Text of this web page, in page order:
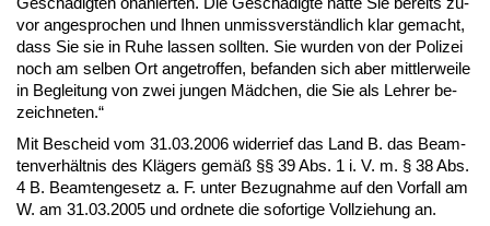
vor an­ge­spro­chen und Ih­nen un­miss­verständ­lich klar ge­macht,
dass Sie sie in Ru­he las­sen soll­ten. Sie wur­den von der Po­li­zei
noch am sel­ben Ort an­ge­trof­fen, be­fan­den sich aber mitt­ler­wei­le
in Be­glei­tung von zwei jun­gen Mädchen, die Sie als Leh­rer be­
zeich­ne­ten.“
Mit Be­scheid vom 31.03.2006 wi­der­rief das Land B. das Be­am­
ten­verhält­nis des Klägers gemäß §§ 39 Abs. 1 i. V. m. § 38 Abs.
4 B. Be­am­ten­ge­setz a. F. un­ter Be­zug­nah­me auf den Vor­fall am
W. am 31.03.2005 und ord­ne­te die so­for­ti­ge Voll­zie­hung an.